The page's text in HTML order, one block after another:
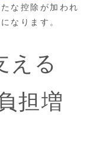
な控除が加われ
なります。
える
担増